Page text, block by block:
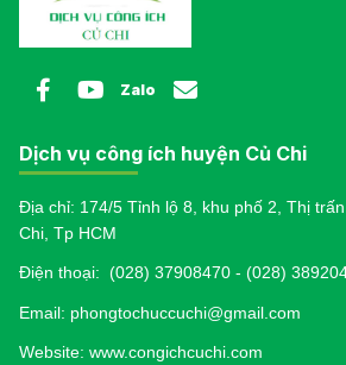
Zalo
Dịch vụ công ích huyện Củ Chi
Địa chỉ: 174/5 Tỉnh lộ 8, khu phố 2, Thị
Chi, Tp HCM
Điện thoại: (028) 37908470 - (028)
Email: phongtochuccuchi@gmail.com
Website: www.congichcuchi.com